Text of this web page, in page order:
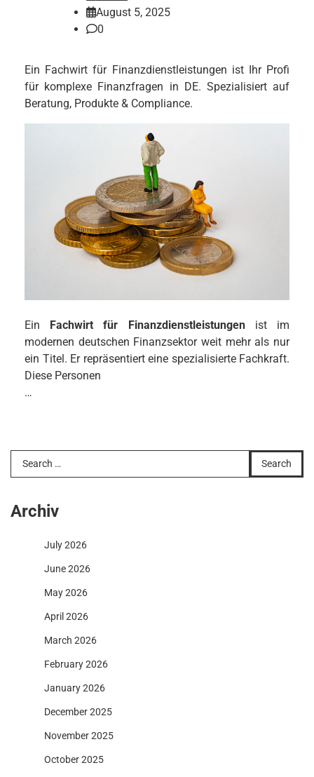
August 5, 2025
0
Ein Fachwirt für Finanzdienstleistungen ist Ihr Profi
für komplexe Finanzfragen in DE. Spezialisiert auf
Beratung, Produkte & Compliance.
Ein Fachwirt für Finanzdienstleistungenist im
modernen deutschen Finanzsektor weit mehr als nur
ein Titel. Er repräsentiert eine spezialisierte Fachkraft.
Diese Personen
…
Search
for:
Archiv
July 2026
June 2026
May 2026
April 2026
March 2026
February 2026
January 2026
December 2025
November 2025
October 2025